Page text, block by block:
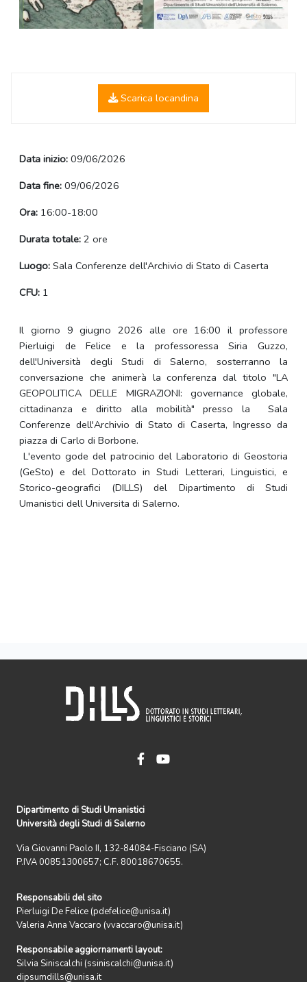
Scarica locandina
Data inizio: 09/06/2026
Data fine: 09/06/2026
Ora: 16:00-18:00
Durata totale: 2 ore
Luogo: Sala Conferenze dell'Archivio di Stato di Caserta
CFU: 1
Il giorno 9 giugno 2026 alle ore 16:00 il professore
Pierluigi de Felice e la professoressa Siria Guzzo,
dell'Università degli Studi di Salerno, sosterranno la
conversazione che animerà la conferenza dal titolo "LA
GEOPOLITICA DELLE MIGRAZIONI: governance globale,
cittadinanza e diritto alla mobilità" presso la Sala
Conferenze dell'Archivio di Stato di Caserta, Ingresso da
piazza di Carlo di Borbone.
L'evento gode del patrocinio del Laboratorio di Geostoria
(GeSto) e del Dottorato in Studi Letterari, Linguistici, e
Storico-geografici (DILLS) del Dipartimento di Studi
Umanistici dell Universita di Salerno.
Dipartimento di Studi Umanistici
Università degli Studi di Salerno
Via Giovanni Paolo II, 132-84084-Fisciano (SA)
P.IVA 00851300657; C.F. 80018670655.
Responsabili del sito
Pierluigi De Felice (pdefelice@unisa.it)
Valeria Anna Vaccaro (vvaccaro@unisa.it)
Responsabile aggiornamenti layout:
Silvia Siniscalchi (ssiniscalchi@unisa.it)
dipsumdills@unisa.it